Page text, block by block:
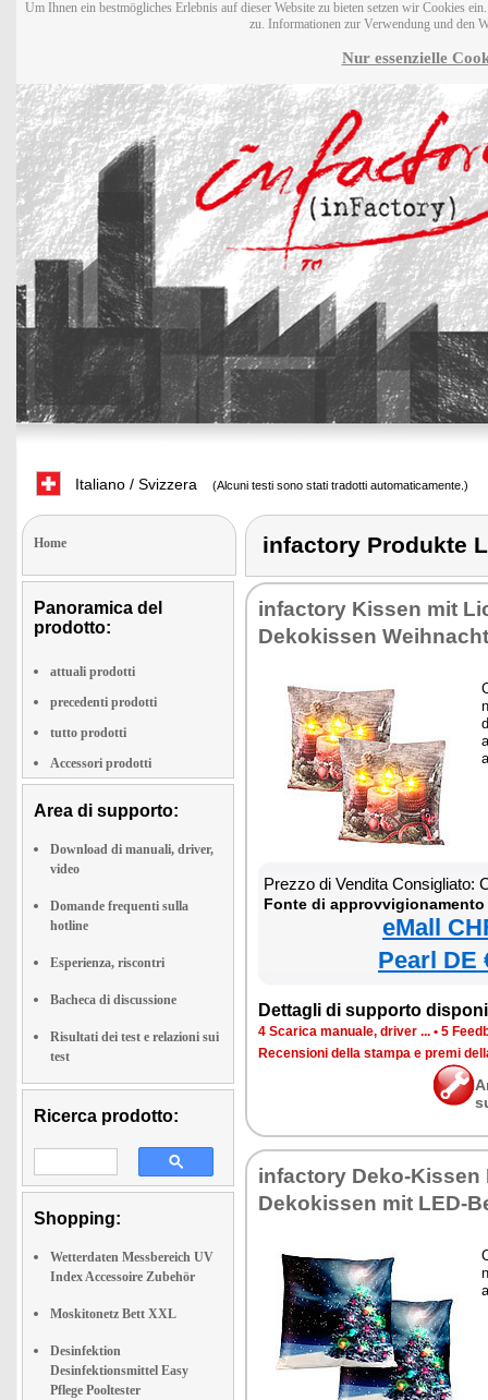
Um Ihnen ein bestmögliches Erlebnis auf dieser Website zu bieten setzen wir Cookies
zu. Informationen zur Verwendung und den
Nur essenzielle
Italiano / Svizzera (Alcuni testi sono stati tradotti automaticamente.)
Home
Panoramica del
prodotto:
attuali prodotti
precedenti prodotti
tutto prodotti
Accessori prodotti
Area di supporto:
Download di manuali, driver,
video
Domande frequenti sulla
hotline
Esperienza, riscontri
Bacheca di discussione
Risultati dei test e relazioni sui
test
Ricerca prodotto:
Shopping:
Wetterdaten Messbereich UV
Index Accessoire Zubehör
Moskitonetz Bett XXL
Desinfektion
Desinfektionsmittel Easy
Pflege Pooltester
infactory Produkte
infactory Kissen mit
Dekokissen
Prezzo di Vendita Consigliato:
Fonte di
eMall
Pearl DE
Dettagli di supporto
4 Scarica manuale, driver ... • 5
Recensioni della stampa e premi
infactory Deko-Kissen
Dekokissen mit LED-